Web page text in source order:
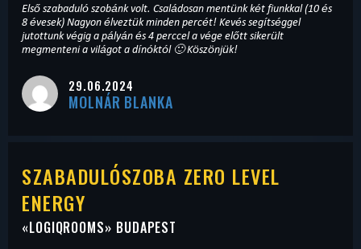
Első szabaduló szobánk volt. Családosan mentünk két fiunkkal (10 és
8 évesek) Nagyon élveztük minden percét! Kevés segítséggel
jutottunk végig a pályán és 4 perccel a vége előtt sikerült
megmenteni a világot a dínóktól 🙂 Köszönjük!
29.06.2024
MOLNÁR BLANKA
SZABADULÓSZOBA ZERO LEVEL
ENERGY
«LOGIQROOMS» BUDAPEST